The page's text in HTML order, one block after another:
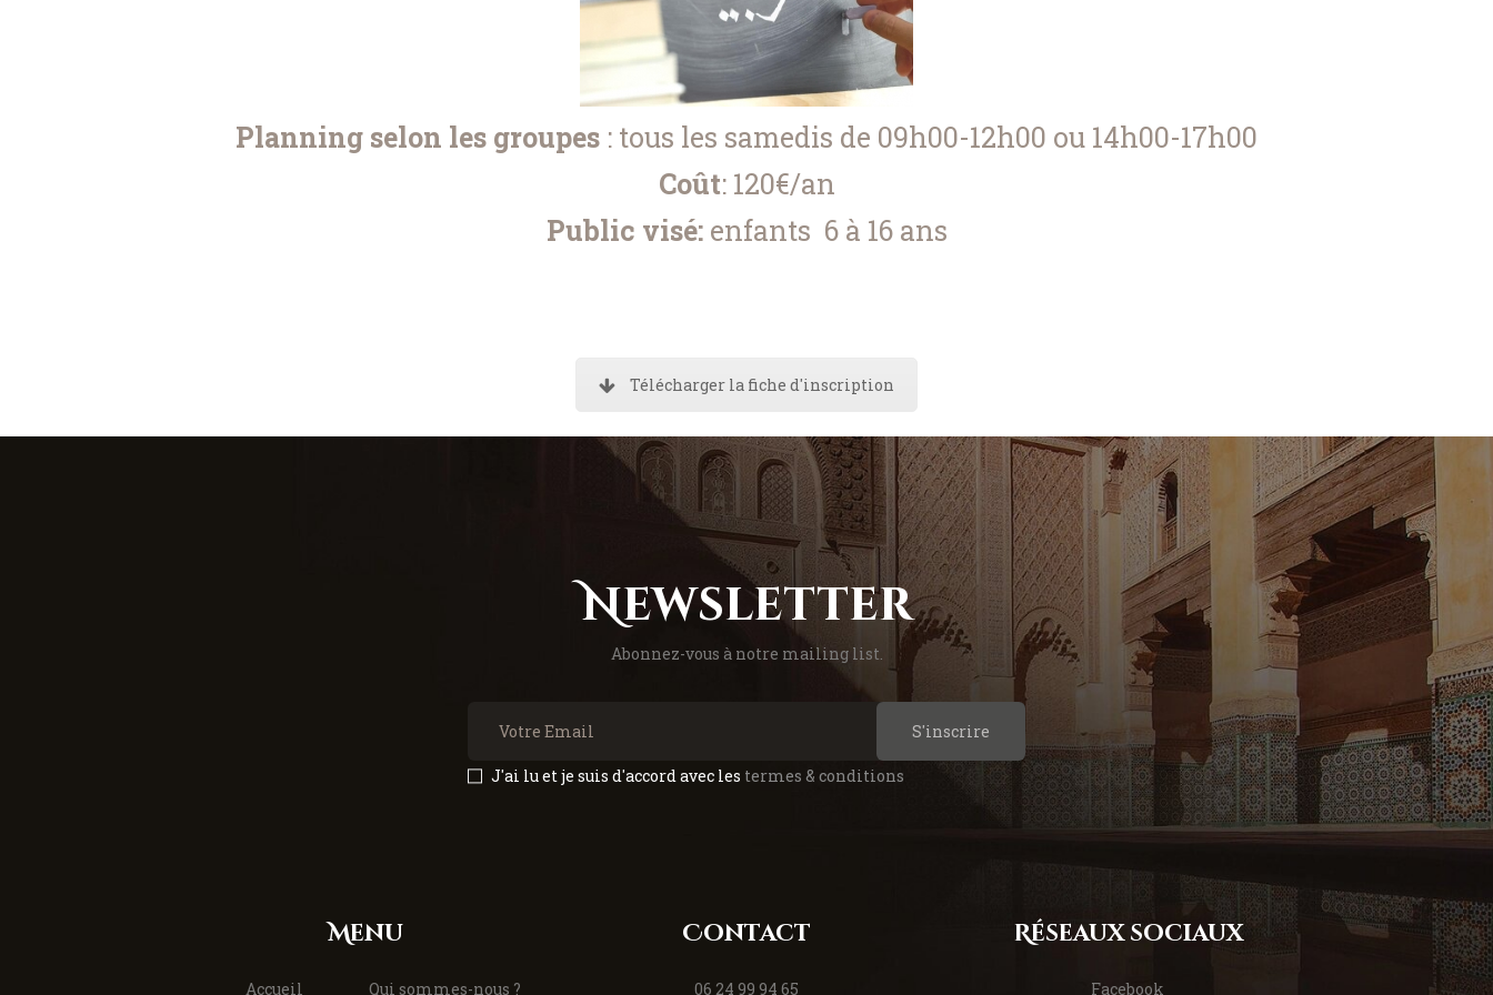
Planning selon les groupes : tous les samedis de 09h00-12h00 ou 14h00-17h00
Coût: 120€/an
Public visé:enfants 6 à 16 ans
Télécharger la fiche d'inscription
Newsletter
Abonnez-vous à notre mailing list.
S'inscrire
J'ai lu et je suis d'accord avec les termes & conditions
Menu
Accueil Qui sommes-nous ?
Contact
06 24 99 94 65
Réseaux sociaux
Facebook